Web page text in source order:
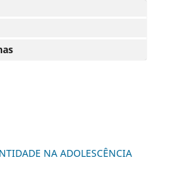
NA ADOLESCÊNCIA